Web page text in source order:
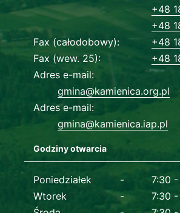
+48
+48
Fax (całodobowy)
+48
Fax (wew. 25)
+48
Adres e-mail
gmina@kamienica.org.pl
Adres e-mail
gmina@kamienica.iap.pl
Godziny otwarcia
Dane kontaktowe
Poniedziałek
7:30 -
Wtorek
7:30 -